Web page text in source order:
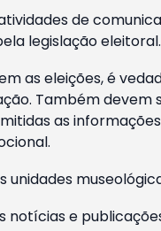
de
legislação eleitoral.
as eleições, é
Também
as
unidades
e